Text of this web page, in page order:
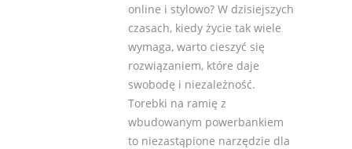
online i stylowo? W dzisiejszych
czasach, kiedy życie tak wiele
wymaga, warto cieszyć się
rozwiązaniem, które daje
swobodę i niezależność.
Torebki na ramię z
wbudowanym powerbankiem
to niezastąpione narzędzie dla